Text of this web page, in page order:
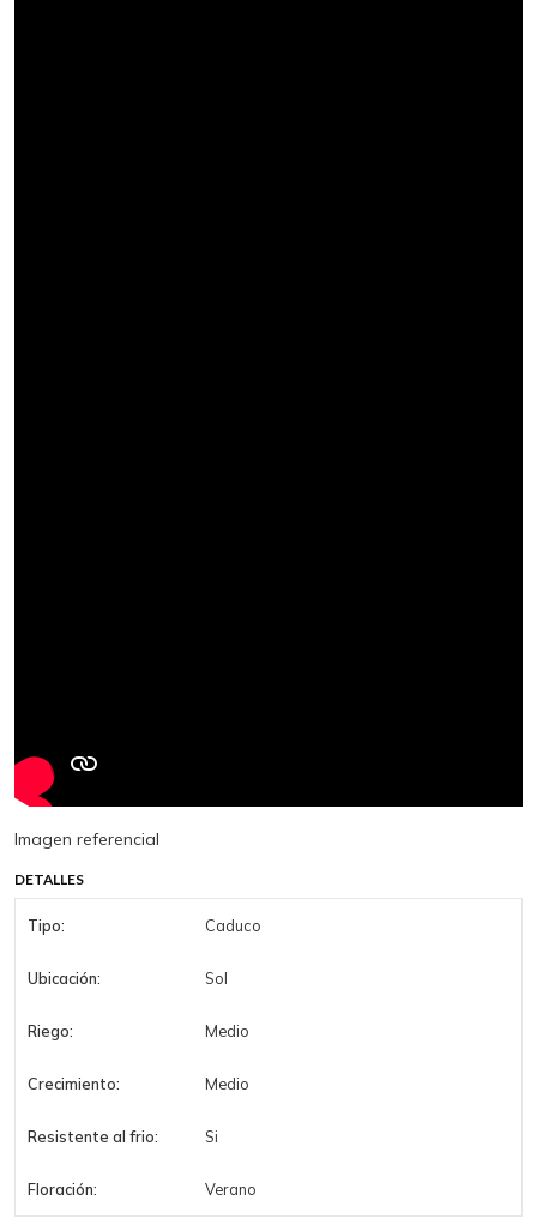
Imagen referencial
DETALLES
Tipo: Caduco
Ubicación: Sol
Riego: Medio
Crecimiento: Medio
Resistente al frio: Si
Floración: Verano